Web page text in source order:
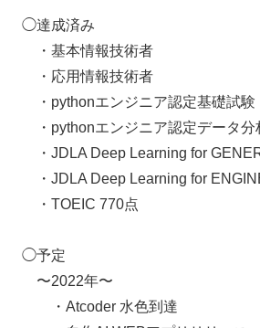
◯達成済み
・基本情報技術者
・応用情報技術者
・pythonエンジニア認定基礎試験
・pythonエンジニア認定データ分
・JDLA Deep Learning for
・JDLA Deep Learning for
・TOEIC 770点
◯予定
〜2022年〜
・Atcoder 水色到達